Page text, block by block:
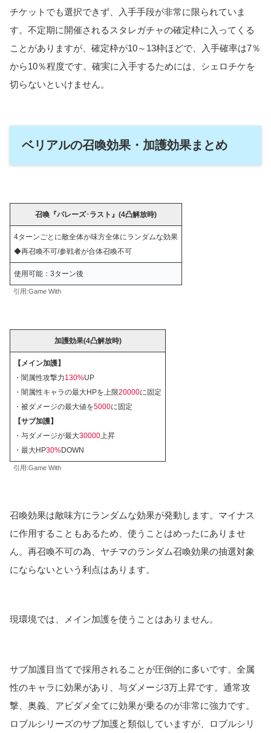
チケットでも選択できず、入手手段が非常に限られていま
す。不定期に開催されるスタレガチャの確定枠に入ってくる
ことがありますが、確定枠が10～13枠ほどで、入手確率は7％
から10％程度です。確実に入手するためには、シェロチケを
切らないといけません。
ベリアルの召喚効果・加護効果まとめ
召喚『パレーズ･ラスト』 (4凸解放時)
4ターンごとに敵全体か味方全体にランダムな効果
◆再召喚不可/参戦者が合体召喚不可
使用可能：3ターン後
引用:Game With
加護効果(4凸解放時)
【メイン加護】
・闇属性攻撃力130%UP
・闇属性キャラの最大HPを上限20000に固定
・被ダメージの最大値を5000に固定
【サブ加護】
・与ダメージが最大30000上昇
・最大HP30%DOWN
引用:Game With
召喚効果は敵味方にランダムな効果が発動します。マイナス
に作用することもあるため、使うことはめったにありませ
ん。再召喚不可の為、ヤチマのランダム召喚効果の抽選対象
にならないという利点はあります。
現環境では、メイン加護を使うことはありません。
サブ加護目当てで採用されることが圧倒的に多いです。全属
性のキャラに効果があり、与ダメージ3万上昇です。通常攻
撃、奥義、アビダメ全てに効果が乗るのが非常に強力です。
ロブルシリーズのサブ加護と類似していますが、ロブルシリ